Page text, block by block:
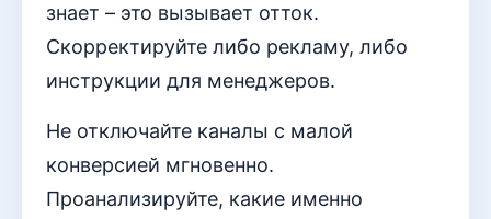
знает – это вызывает отток.
Скорректируйте либо рекламу, либо
инструкции для менеджеров.
Не отключайте каналы с малой
конверсией мгновенно.
Проанализируйте, какие именно